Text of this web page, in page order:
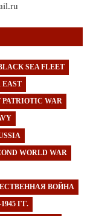
SEA FLEET
EAST
PATRIOTIC WAR
WORLD WAR
ВОЙНА
ГГ.